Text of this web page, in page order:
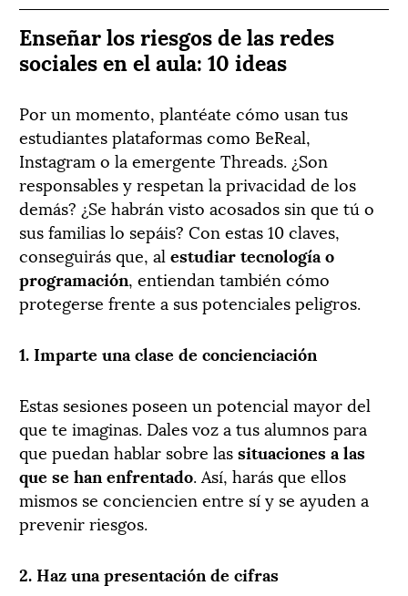
Enseñar los riesgos de las redes
sociales en el aula: 10 ideas
Por un momento, plantéate cómo usan tus
estudiantes plataformas como BeReal,
Instagram o la emergente Threads. ¿Son
responsables y respetan la privacidad de los
demás? ¿Se habrán visto acosados sin que tú o
sus familias lo sepáis? Con estas 10 claves,
conseguirás que, al estudiar tecnología o
programación, entiendan también cómo
protegerse frente a sus potenciales peligros.
1. Imparte una clase de concienciación
Estas sesiones poseen un potencial mayor del
que te imaginas. Dales voz a tus alumnos para
que puedan hablar sobre lassituaciones a las
que se han enfrentado. Así, harás que ellos
mismos se conciencien entre sí y se ayuden a
prevenir riesgos.
2. Haz una presentación de cifras